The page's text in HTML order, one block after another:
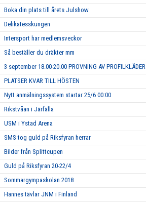
Boka din plats till årets Julshow
Delikatesskungen
Intersport har medlemsveckor
Så beställer du dräkter mm
3 september 18.00-20.00 PROVNING AV PROFILKLÄDER
PLATSER KVAR TILL HÖSTEN
Nytt anmälningssystem startar 25/6 00:00
Rikstvåan i Järfälla
USM i Ystad Arena
SMS tog guld på Riksfyran herrar
Bilder från Splittcupen
Guld på Riksfyran 20-22/4
Sommargympaskolan 2018
Hannes tävlar JNM i Finland